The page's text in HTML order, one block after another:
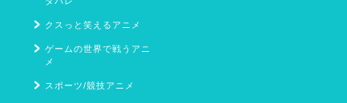
クスっと笑えるアニメ
ゲームの世界で戦うアニ
メ
スポーツ/競技アニメ